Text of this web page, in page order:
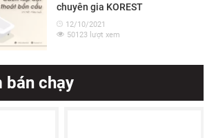
chuyên gia KOREST
12/10/2021
50123 lượt xem
bán chạy